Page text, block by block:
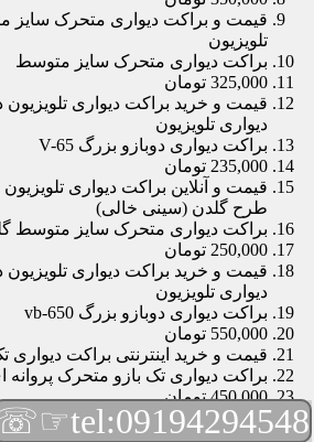
قیمت و براکت دیواری متحرک سایز
تلویزیون
براکت دیواری متحرک سایز متوسط
325,000 تومان
دیواری تلویزیون
براکت دیواری دوبازو بزرگ V-65
235,000 تومان
قیمت و آنلاین براکت دیواری
طرح گلدن (سینی خالی)
براکت دیواری متحرک سایز متوسط
250,000 تومان
دیواری تلویزیون
براکت دیواری دوبازو بزرگ vb-650
550,000 تومان
قیمت و خرید اینترنتی براکت دیواری
براکت دیواری تک بازو متحرک پروانه
450,000 تومان
قیمت و براکت دیواری تلویزیون مچی |
tel:09194294548